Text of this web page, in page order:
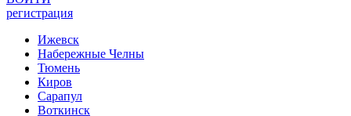
регистрация
Ижевск
Набережные Челны
Тюмень
Киров
Сарапул
Воткинск